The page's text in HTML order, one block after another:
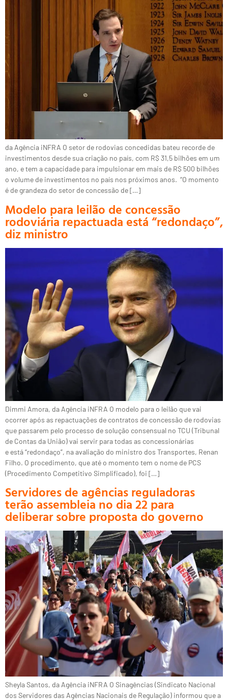
da Agência iNFRA O setor de rodovias concedidas bateu recorde de
investimentos desde sua criação no país, com R$ 31,5 bilhões em um
ano, e tem a capacidade para impulsionar em mais de R$ 500 bilhões
o volume de investimentos no país nos próximos anos. “O momento
é de grandeza do setor de concessão de […]
Modelo para leilão de concessão
rodoviária repactuada está “redondaço”,
diz ministro
Dimmi Amora, da Agência iNFRA O modelo para o leilão que vai
ocorrer após as repactuações de contratos de concessão de rodovias
que passarem pelo processo de solução consensual no TCU (Tribunal
de Contas da União) vai servir para todas as concessionárias
e está “redondaço”, na avaliação do ministro dos Transportes, Renan
Filho. O procedimento, que até o momento tem o nome de PCS
(Procedimento Competitivo Simplificado), foi […]
Servidores de agências reguladoras
terão assembleia no dia 22 para
deliberar sobre proposta do governo
Sheyla Santos, da Agência iNFRA O Sinagências (Sindicato Nacional
dos Servidores das Agências Nacionais de Regulação) informou que a